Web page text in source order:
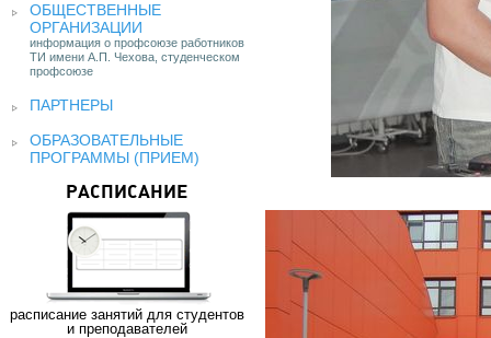
ОБЩЕСТВЕННЫЕ
ОРГАНИЗАЦИИ
информация о профсоюзе работников
ТИ имени А.П. Чехова, студенческом
профсоюзе
ПАРТНЕРЫ
ОБРАЗОВАТЕЛЬНЫЕ
ПРОГРАММЫ (ПРИЕМ)
РАСПИСАНИЕ
расписание занятий для студентов
и преподавателей